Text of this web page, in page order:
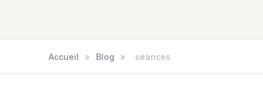
Accueil » Blog » séances